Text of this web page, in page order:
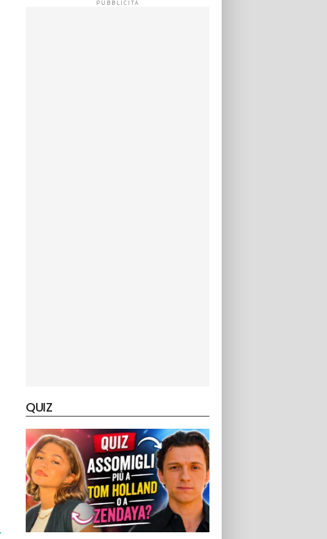
QUIZ